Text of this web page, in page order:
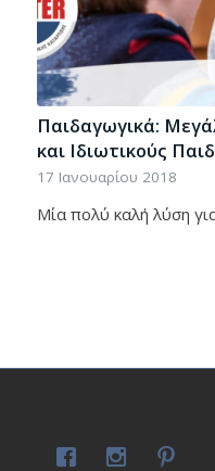
Παιδαγωγικά:
και Ιδιωτικούς
17 Ιανουαρίου 2018
Μία πολύ καλή λύση